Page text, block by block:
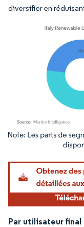
diversifier en
Image © Mordor
Par utilisateur final